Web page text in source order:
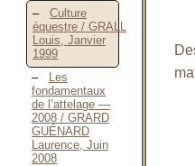
Culture
équestre / GRALL
Louis, Janvier
1999
Les
fondamentaux
de l’attelage —
2008 / GRARD
GUÉNARD
Laurence, Juin
2008